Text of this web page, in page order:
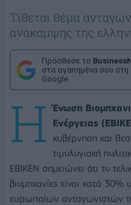
Τίθεται θέμα
ανάκαμψης της
Πρόσθεσε το
στα αγαπημένα σου στη
Google
Η
Ένωση
Ενέργειας
κυβέρνηση και
τιμολογιακή
ΕΒΙΚΕΝ σημειώνει ότι το
βιομηχανίες είναι κατά
ευρωπαίων ανταγωνιστών